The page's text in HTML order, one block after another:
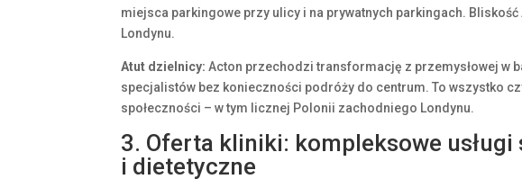
miejsca parkingowe przy ulicy i na prywatnych parkingach. Bliskość
Londynu.
Atut dzielnicy: Acton przechodzi transformację z przemysłowej w
specjalistów bez konieczności podróży do centrum. To wszystko
społeczności – w tym licznej Polonii zachodniego Londynu.
3. Oferta kliniki: kompleksowe
i dietetyczne